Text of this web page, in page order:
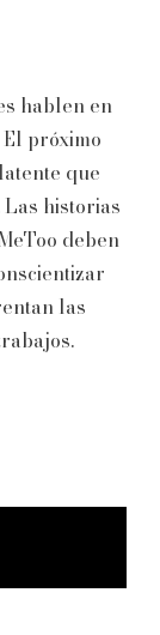
hablen en
próximo
que
historias
deben
las